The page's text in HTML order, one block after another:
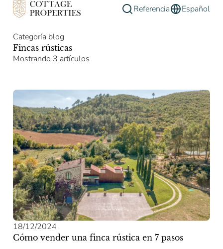
Referencia Español
Categoría blog
Fincas rústicas
Mostrando 3 artículos
18/12/2024
Cómo vender una finca rústica en 7 pasos